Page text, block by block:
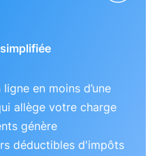
en moins d’une
allège votre charge
génère
déductibles d'impôts